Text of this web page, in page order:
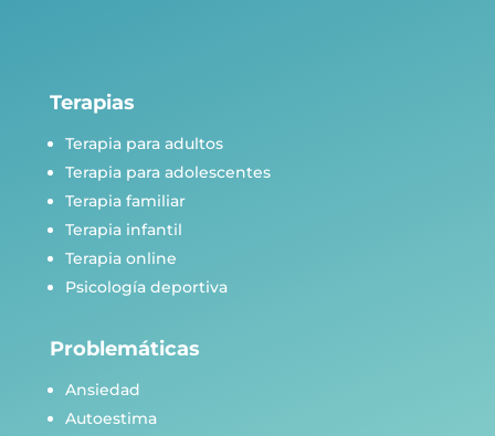
Terapias
Terapia para adultos
Terapia para adolescentes
Terapia familiar
Terapia infantil
Terapia online
Psicología deportiva
Problemáticas
Ansiedad
Autoestima